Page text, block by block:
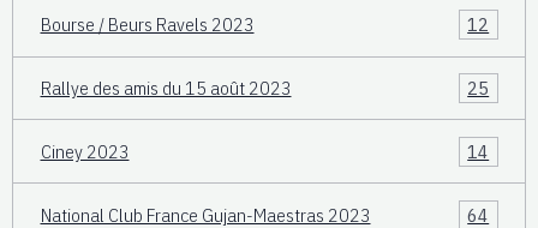
Bourse / Beurs Ravels 2023 12
Rallye des amis du 15 août 2023 25
Ciney 2023 14
National Club France Gujan-Maestras 2023 64